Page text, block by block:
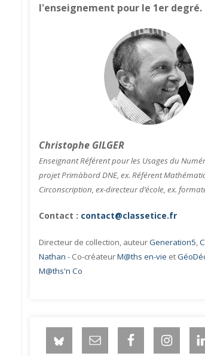
l'enseignement pour le 1er degré.
Christophe GILGER
Enseignant Référent pour les Usages du
projet Primàbord DNE, ex. Référent
Circonscription, ex-directeur d’école, ex.
Contact : contact@classetice.fr
Directeur de collection, auteurGeneration5,
Nathan - Co-créateurM@ths en-vie et
M@ths'n Co